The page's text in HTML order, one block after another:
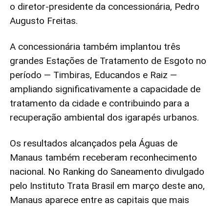
o diretor-presidente da concessionária, Pedro
Augusto Freitas.
A concessionária também implantou três
grandes Estações de Tratamento de Esgoto no
período — Timbiras, Educandos e Raiz —
ampliando significativamente a capacidade de
tratamento da cidade e contribuindo para a
recuperação ambiental dos igarapés urbanos.
Os resultados alcançados pela Águas de
Manaus também receberam reconhecimento
nacional. No Ranking do Saneamento divulgado
pelo Instituto Trata Brasil em março deste ano,
Manaus aparece entre as capitais que mais